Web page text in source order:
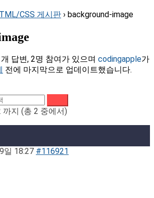
CSS 게시판 › background-image
답변, 2명 참여가 있으며 codingapple가
전에 마지막으로 업데이트했습니다.
지 (총 2 중에서)
일 18:27 #116921